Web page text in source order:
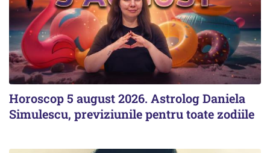
Horoscop 5 august 2026. Astrolog Daniela
Simulescu, previziunile pentru toate zodiile